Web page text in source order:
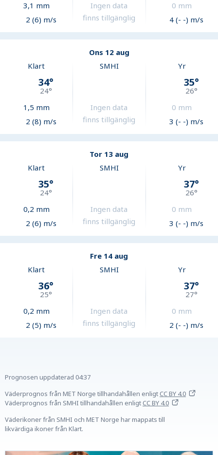
3,1 mm
2 (6) m/s
Ingen data
finns tillgänglig
0 mm
4 (- -) m/s
Ons 12 aug
Klart
34°
24°
1,5 mm
2 (8) m/s
SMHI
Ingen data
finns tillgänglig
Yr
35°
26°
0 mm
3 (- -) m/s
Tor 13 aug
Klart
35°
24°
0,2 mm
2 (6) m/s
SMHI
Ingen data
finns tillgänglig
Yr
37°
26°
0 mm
3 (- -) m/s
Fre 14 aug
Klart
36°
25°
0,2 mm
2 (5) m/s
SMHI
Ingen data
finns tillgänglig
Yr
37°
27°
0 mm
2 (- -) m/s
Prognosen uppdaterad 04:37
Väderprognos från MET Norge tillhandahållen enligtCC BY 4.0
Väderprognos från SMHI tillhandahållen enligtCC BY 4.0
Väderikoner från SMHI och MET Norge har mappats till
likvärdiga ikoner från Klart.